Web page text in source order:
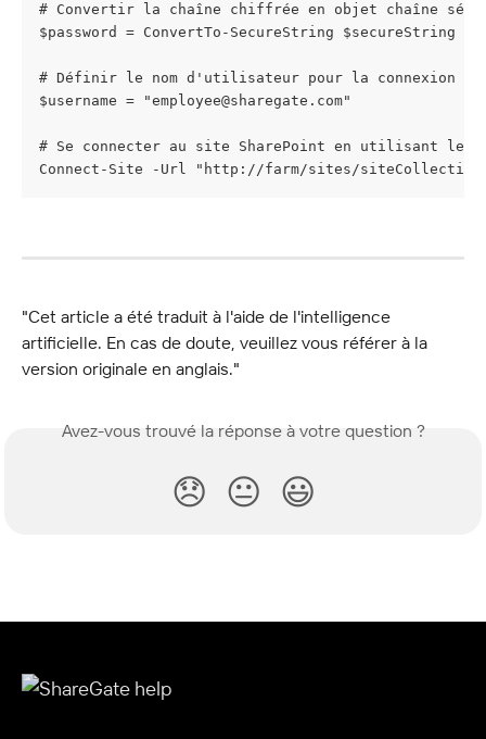
# Convertir la chaîne chiffrée en objet chaîne
$password = ConvertTo-SecureString $secureString
# Définir le nom d'utilisateur pour la connexion
$username = "employee@sharegate.com"
# Se connecter au site SharePoint en utilisant le
Connect-Site -Url "http://farm/sites/siteCollection" -
"Cet article a été traduit à l'aide de l'intelligence
artificielle. En cas de doute, veuillez vous référer à la
version originale en anglais."
Avez-vous trouvé la réponse à votre question ?
😞 😐 😃